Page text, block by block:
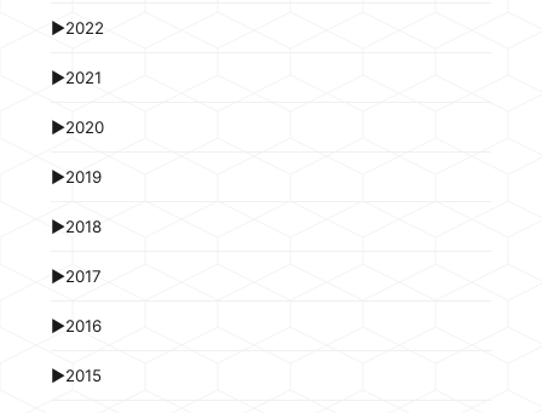
►2022
►2021
►2020
►2019
►2018
►2017
►2016
►2015